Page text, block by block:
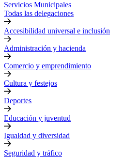
Servicios Municipales
Todas las delegaciones
Accesibilidad universal e inclusión
Administración y hacienda
Comercio y emprendimiento
Cultura y festejos
Deportes
Educación y juventud
Igualdad y diversidad
Seguridad y tráfico